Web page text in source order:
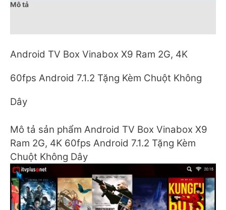
Mô tả
Android TV Box Vinabox X9 Ram 2G, 4K
60fps Android 7.1.2 Tặng Kèm Chuột Không
Dây
Mô tả sản phẩm Android TV Box Vinabox X9
Ram 2G, 4K 60fps Android 7.1.2 Tặng Kèm
Chuột Không Dây